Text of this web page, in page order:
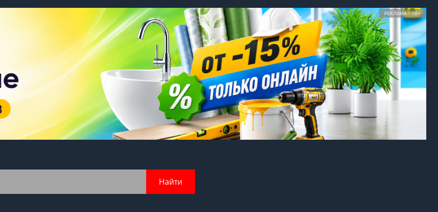
РЕКЛАМА • 18+
Найти